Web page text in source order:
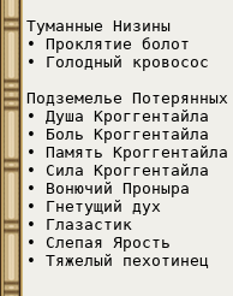
Туманные Низины
• Проклятие болот
• Голодный кровосос
Подземелье Потерянных
• Душа Кроггентайла
• Боль Кроггентайла
• Память Кроггентайла
• Сила Кроггентайла
• Вонючий Проныра
• Гнетущий дух
• Глазастик
• Слепая Ярость
• Тяжелый пехотинец